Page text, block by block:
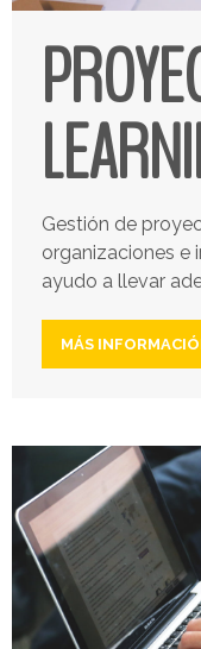
Gestión de
organizaciones e
ayudo a llevar
MÁS